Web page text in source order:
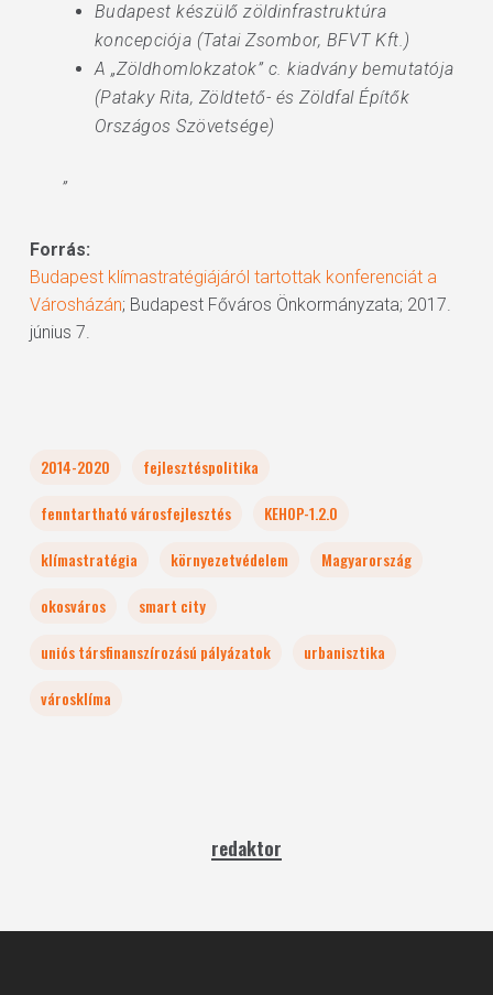
Budapest készülő zöldinfrastruktúra
koncepciója (Tatai Zsombor, BFVT Kft.)
A „Zöldhomlokzatok” c. kiadvány bemutatója
(Pataky Rita, Zöldtető- és Zöldfal Építők
Országos Szövetsége)
”
Forrás:
Budapest klímastratégiájáról tartottak konferenciát a
Városházán; Budapest Főváros Önkormányzata; 2017.
június 7.
2014-2020
fejlesztéspolitika
fenntartható városfejlesztés
KEHOP-1.2.0
klímastratégia
környezetvédelem
Magyarország
okosváros
smart city
uniós társfinanszírozású pályázatok
urbanisztika
városklíma
redaktor